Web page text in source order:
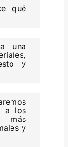
qué
una
y
a los
más
y